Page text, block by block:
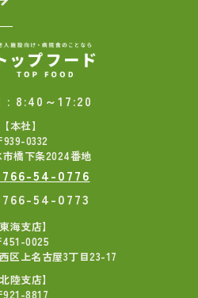
: 8:40～17:20
【本社】
939-0332
橋下条2024番地
54-0776
54-0773
東海支店】
451-0025
区上名古屋3丁目23-17
北陸支店】
921-8817